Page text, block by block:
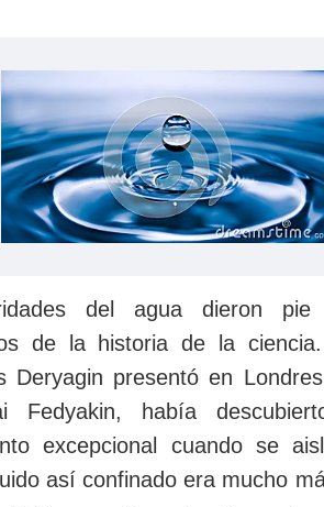
del agua dieron
de la historia de la
Deryagin presentó en
Fedyakin, había
excepcional cuando se
así confinado era mucho